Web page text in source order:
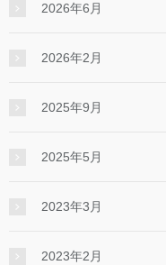
2026年6月
2026年2月
2025年9月
2025年5月
2023年3月
2023年2月